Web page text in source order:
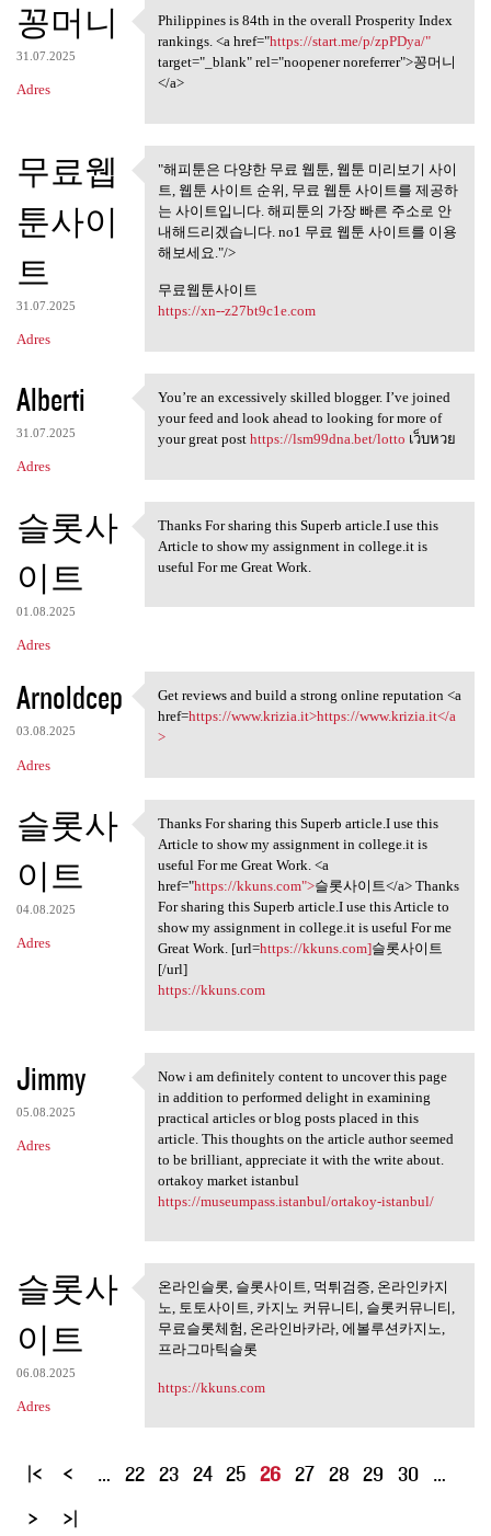
꽁머니
31.07.2025
Adres
Philippines is 84th in the
Philippines is 84th in the overall Prosperity Index
rankings. <a href="https://start.me/p/zpPDya/"
target="_blank" rel="noopener noreferrer">꽁머니
</a>
무료웹
툰사이
트
31.07.2025
Adres
"해피툰은 다양한 무료 웹툰, 웹툰
미리보기 사이트,
"해피툰은 다양한 무료 웹툰, 웹툰 미리보기 사이
트, 웹툰 사이트 순위, 무료 웹툰 사이트를 제공하
는 사이트입니다. 해피툰의 가장 빠른 주소로 안
내해드리겠습니다. no1 무료 웹툰 사이트를 이용
해보세요."/>
무료웹툰사이트
https://xn--z27bt9c1e.com
Alberti
31.07.2025
Adres
You’re an excessively skilled
You’re an excessively skilled blogger. I’ve joined
your feed and look ahead to looking for more of
your great post https://lsm99dna.bet/lotto เว็บหวย
슬롯사
이트
01.08.2025
Adres
Thanks For sharing this
Thanks For sharing this Superb article.I use this
Article to show my assignment in college.it is
useful For me Great Work.
Arnoldcep
03.08.2025
Adres
Get reviews and build a
Get reviews and build a strong online reputation <a
href=https://www.krizia.it>https://www.krizia.it</a
>
슬롯사
이트
04.08.2025
Adres
Thanks For sharing this
Thanks For sharing this Superb article.I use this
Article to show my assignment in college.it is
useful For me Great Work. <a
href="https://kkuns.com">슬롯사이트</a> Thanks
For sharing this Superb article.I use this Article to
show my assignment in college.it is useful For me
Great Work. [url=https://kkuns.com]슬롯사이트
[/url]
https://kkuns.com
Jimmy
05.08.2025
Adres
Now i am definitely content
Now i am definitely content to uncover this page
in addition to performed delight in examining
practical articles or blog posts placed in this
article. This thoughts on the article author seemed
to be brilliant, appreciate it with the write about.
ortakoy market istanbul
https://museumpass.istanbul/ortakoy-istanbul/
슬롯사
이트
06.08.2025
Adres
온라인슬롯, 슬롯사이트, 먹튀검
증, 온라인카지노,
온라인슬롯, 슬롯사이트, 먹튀검증, 온라인카지
노, 토토사이트, 카지노 커뮤니티, 슬롯커뮤니티,
무료슬롯체험, 온라인바카라, 에볼루션카지노,
프라그마틱슬롯
https://kkuns.com
S
… 22 23 24 25 26 27 28 29 30 …